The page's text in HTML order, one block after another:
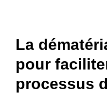
La
pour
processus